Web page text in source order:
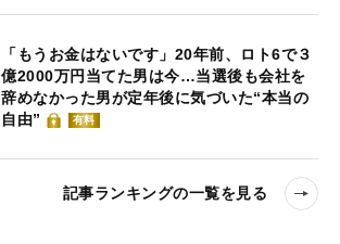
「もうお金はないです」20年前、ロト6で３
億2000万円当てた男は今…当選後も会社を
辞めなかった男が定年後に気づいた“本当の
自由”
有料
記事ランキングの一覧を見る